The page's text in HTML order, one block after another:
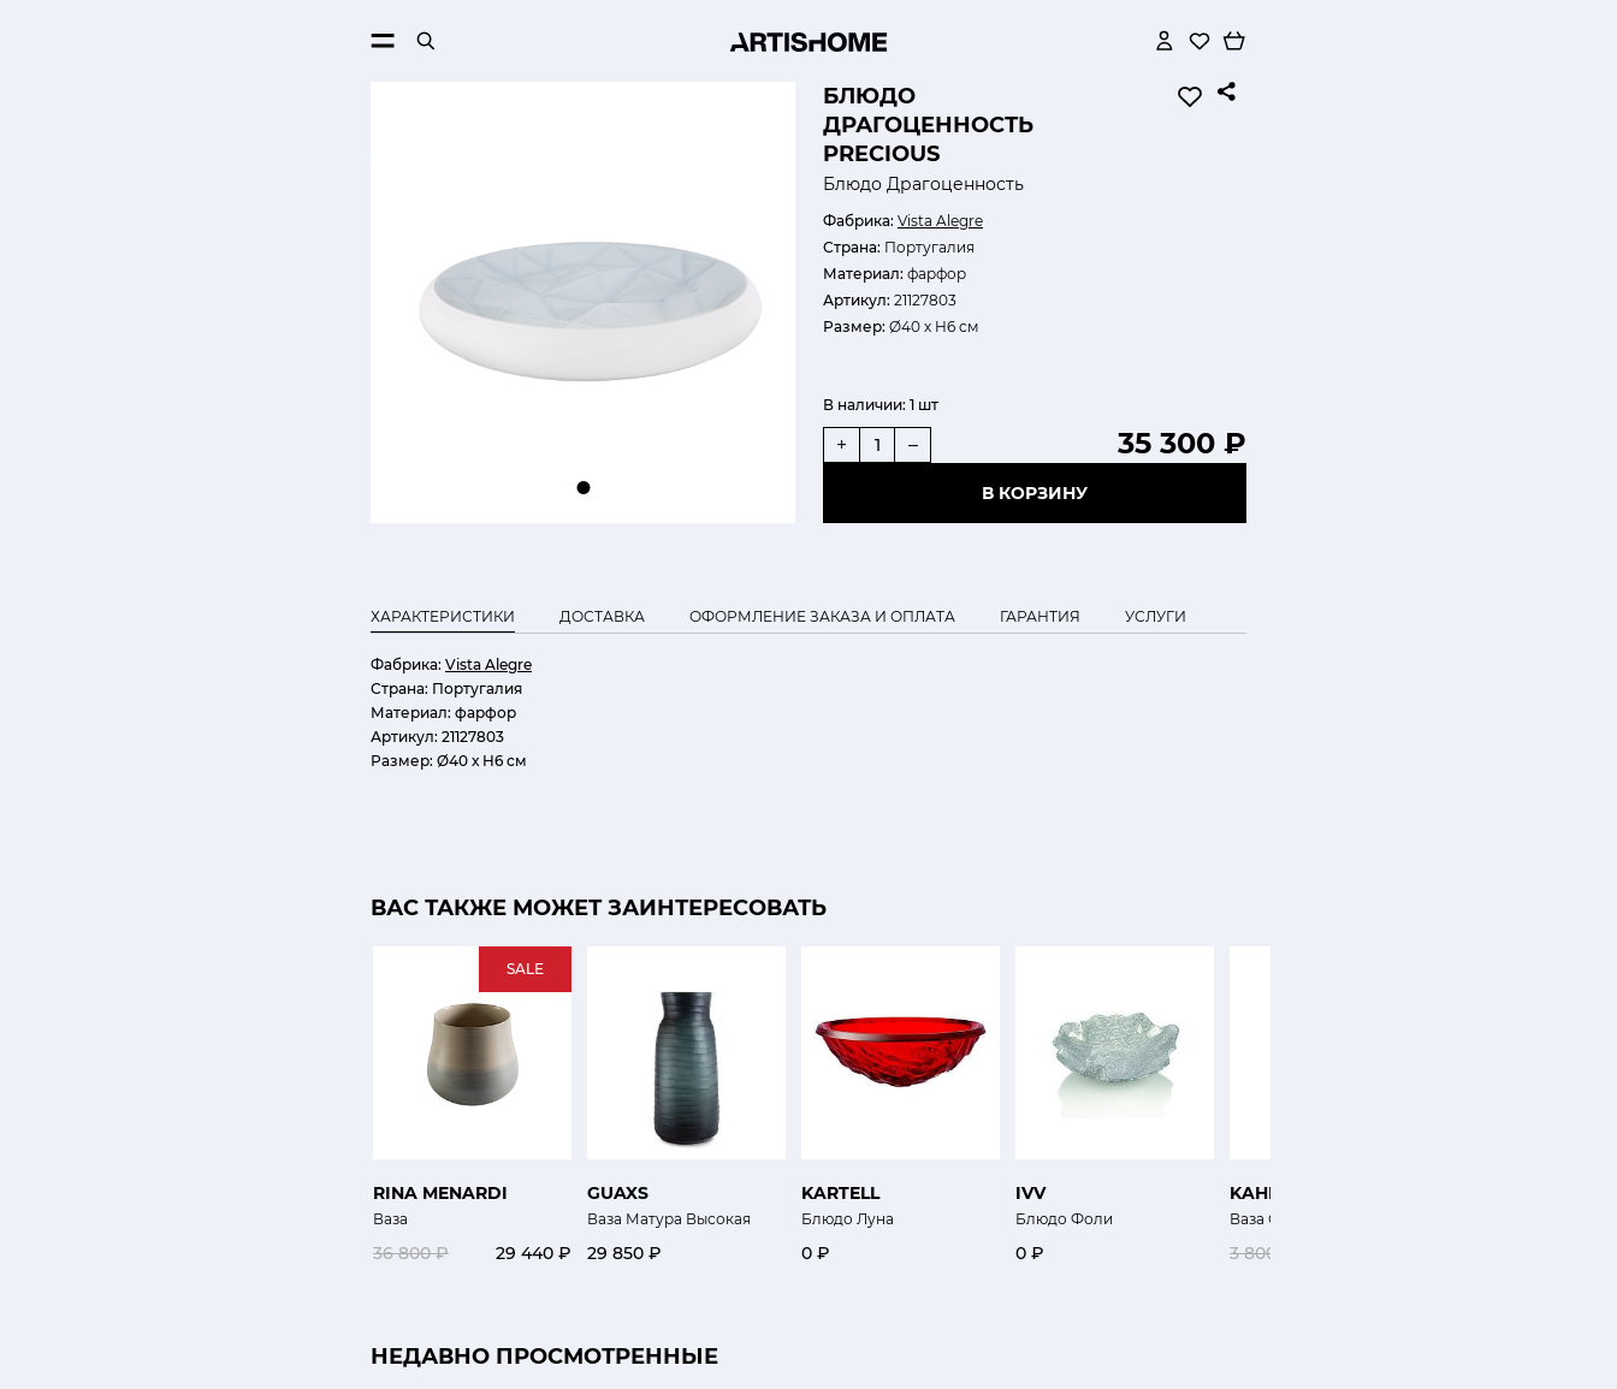
БЛЮДО
ДРАГОЦЕННОСТЬ
PRECIOUS
Блюдо Драгоценность
Фабрика: Vista Alegre
Страна: Португалия
Материал: фарфор
Артикул: 21127803
Размер: Ø40 х H6 см
В наличии: 1 шт
35 300 ₽
+ –
В КОРЗИНУ
ХАРАКТЕРИСТИКИ ДОСТАВКА ОФОРМЛЕНИЕ ЗАКАЗА И ОПЛАТА ГАРАНТИЯ УСЛУГИ
Фабрика: Vista Alegre
Страна: Португалия
Материал: фарфор
Артикул: 21127803
Размер: Ø40 х H6 см
ВАС ТАКЖЕ МОЖЕТ ЗАИНТЕРЕСОВАТЬ
SALE
RINA MENARDI
Ваза
36 800 ₽ 29 440 ₽
GUAXS
Ваза Матура Высокая
29 850 ₽
KARTELL
Блюдо Луна
0 ₽
IVV
Блюдо Фоли
0 ₽
KAHEKU
Ваза Стокгольм
3 800 ₽
НЕДАВНО ПРОСМОТРЕННЫЕ